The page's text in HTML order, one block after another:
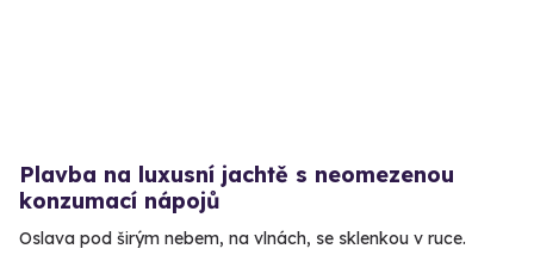
Plavba na luxusní jachtě s neomezenou
konzumací nápojů
Oslava pod širým nebem, na vlnách, se sklenkou v ruce.